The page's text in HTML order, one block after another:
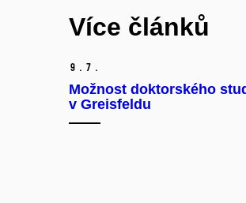
Více článků
9. 7.
Možnost doktorského
v Greisfeldu